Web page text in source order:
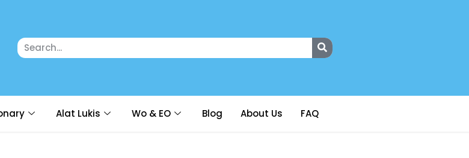
Alat Lukis Wo & EO Blog About Us FAQ